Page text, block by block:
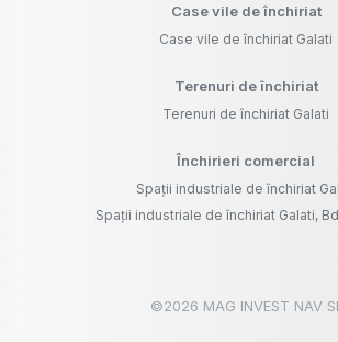
Case vile de închiriat
Case vile de închiriat Galati
Terenuri de închiriat
Terenuri de închiriat Galati
Închirieri comercial
Spații industriale de închiriat
Spații industriale de închiriat Galati,
©2026 MAG INVEST NAV